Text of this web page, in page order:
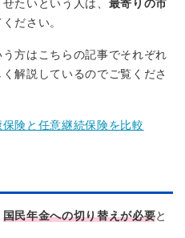
たいという人は、 最寄りの市
ださい。
方はこちらの記事でそれぞれ
解説しているのでご覧くださ
険と任意継続保険を比較
国民年金への切り替えが必要と